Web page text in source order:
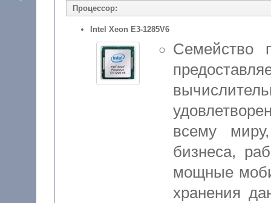
Процессор:
Intel Xeon E3-1285V6
Семейство
всему
бизнеса,
мощные
хранения